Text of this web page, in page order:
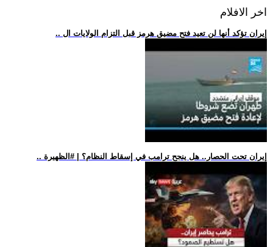
اخر الافلام
.. إيران تؤكد أنها لن تعيد فتح مضيق هرمز قبل التزام الولايات ال
.. إيران تحت الحصار.. هل ينجح ترامب في إسقاط النظام؟ | #الظهيرة